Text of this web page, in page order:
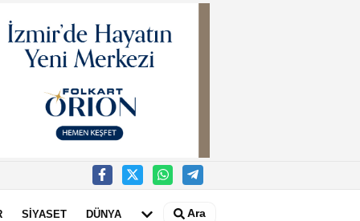
SİYASET DÜNYA Ara